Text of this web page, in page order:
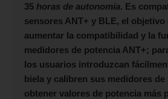
35 horas de autonomía. Es
sensores ANT+ y BLE, el objetivo
aumentar la compatibilidad y la
medidores de potencia ANT+;
los usuarios introduzcan
biela y calibren sus medidores de
obtener valores de potencia más